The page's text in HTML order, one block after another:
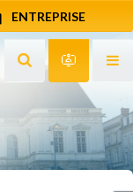
ENTREPRISE
Rechercher sur